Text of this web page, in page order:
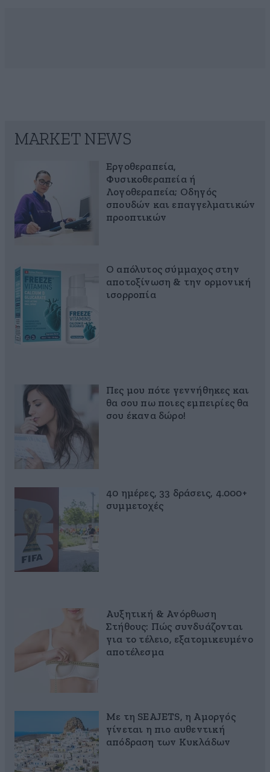
MARKET NEWS
Εργοθεραπεία,
Φυσικοθεραπεία ή
Λογοθεραπεία; Οδηγός
σπουδών και επαγγελματικών
προοπτικών
Ο απόλυτος σύμμαχος στην
αποτοξίνωση & την ορμονική
ισορροπία
Πες μου πότε γεννήθηκες και
θα σου πω ποιες εμπειρίες θα
σου έκανα δώρο!
40 ημέρες, 33 δράσεις, 4.000+
συμμετοχές
Αυξητική & Ανόρθωση
Στήθους: Πώς συνδυάζονται
για το τέλειο, εξατομικευμένο
αποτέλεσμα
Με τη SEAJETS, η Αμοργός
γίνεται η πιο αυθεντική
απόδραση των Κυκλάδων